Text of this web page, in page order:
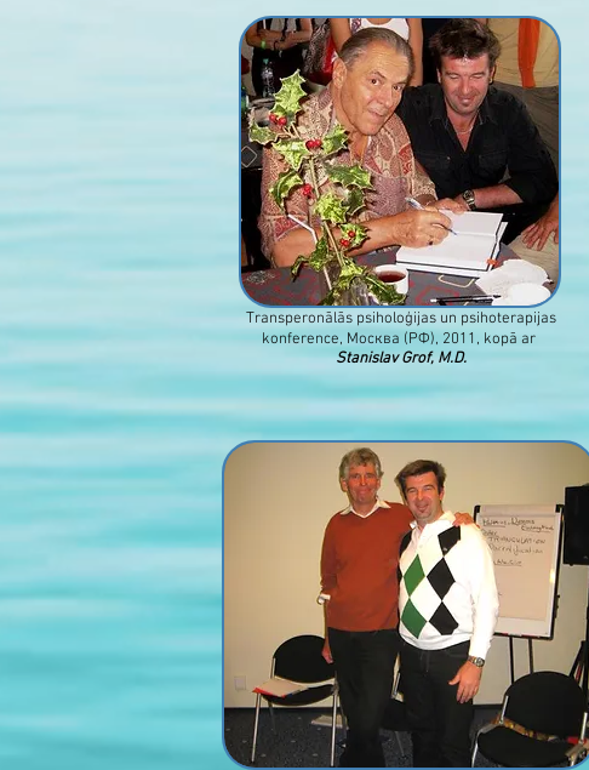
Transperonālās psiholoģijas un psihoterapijas
konference, Москва (РФ), 2011, kopā ar
Stanislav Grof, M.D.